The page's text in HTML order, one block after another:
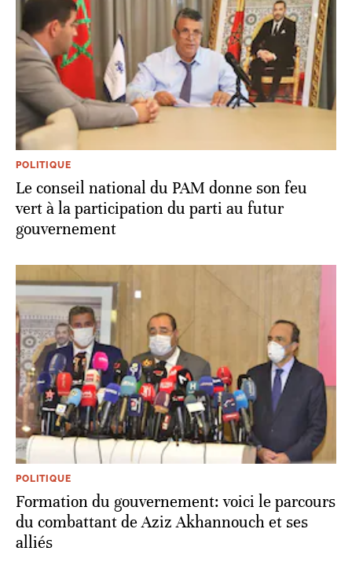
POLITIQUE
Le conseil national du PAM donne son feu
vert à la participation du parti au futur
gouvernement
POLITIQUE
Formation du gouvernement: voici le parcours
du combattant de Aziz Akhannouch et ses
alliés